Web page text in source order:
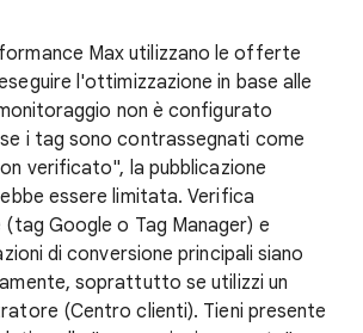
Max utilizzano le offerte
l'ottimizzazione in base alle
non è configurato
i tag sono contrassegnati come
verificato", la pubblicazione
essere limitata. Verifica
Google o Tag Manager) e
di conversione principali siano
soprattutto se utilizzi un
(Centro clienti). Tieni presente